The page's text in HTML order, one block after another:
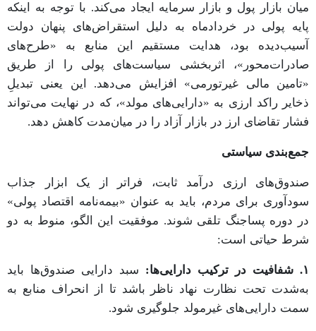
میان بازار پول و بازار سرمایه ایجاد می‌کند. با توجه به اینکه
پایه پولی در خردادماه به دلیل استقراض‌های پنهان دولت
آسیب‌دیده بود، هدایت مستقیم این منابع به «طرح‌های
صادرات‌محور»، اثربخشی سیاست‌های پولی را از طریق
«تامین مالی غیرتورمی» افزایش می‌دهد. این یعنی تبدیلِ
ذخایر راکد ارزی به «دارایی‌های مولد»، که در نهایت می‌تواند
فشار تقاضای ارز در بازار آزاد را در میان‌مدت کاهش دهد.
جمع‌بندی سیاستی
صندوق‌های ارزی درآمد ثابت، فراتر از یک ابزار جذاب
سودآوری برای مردم، باید به عنوان «بیمه‌نامه اقتصاد پولی»
در دوره پساجنگ تلقی شوند. موفقیت این الگو، منوط به دو
شرط حیاتی است:
۱. شفافیت در ترکیب دارایی‌ها:
سبد دارایی صندوق‌ها باید
به‌شدت تحت نظارت نهاد ناظر باشد تا از انحراف منابع به
سمت دارایی‌های غیرمولد جلوگیری شود.